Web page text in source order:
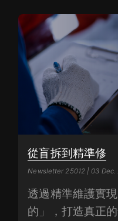
從盲拆到精準修
Newsletter 25012 | 03 Dec.
透過精準維護實
的」，打造真正